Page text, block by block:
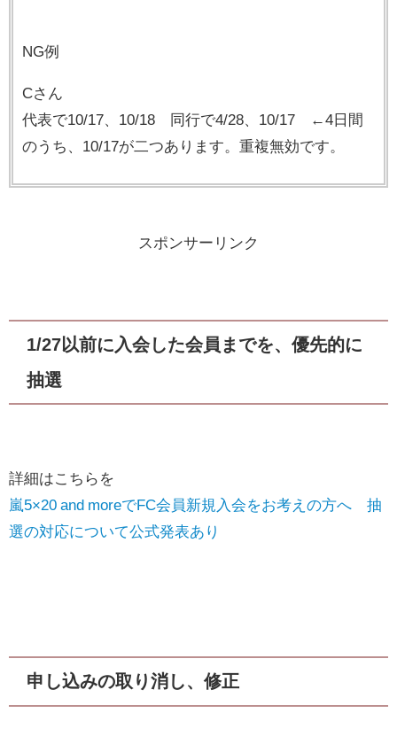
NG例
Cさん
代表で10/17、10/18 同行で4/28、10/17 ←4日間
のうち、10/17が二つあります。重複無効です。
スポンサーリンク
1/27以前に入会した会員までを、優先的に
抽選
詳細はこちらを
嵐5×20 and moreでFC会員新規入会をお考えの方へ 抽
選の対応について公式発表あり
申し込みの取り消し、修正